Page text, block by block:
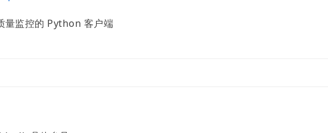
监控的 Python 客户端